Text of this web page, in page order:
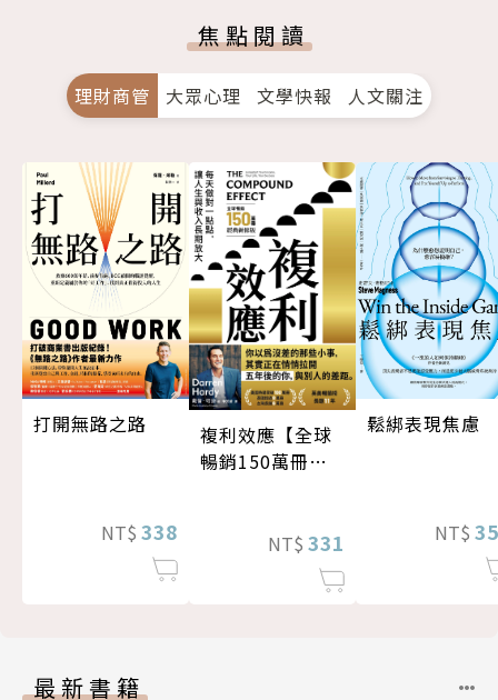
焦點閱讀
理財商管 大眾心理 文學快報 人文關注
打開無路之路
NT$ 338
複利效應【全球
暢銷150萬冊・
NT$ 331
鬆綁表現焦慮
NT$
最新書籍